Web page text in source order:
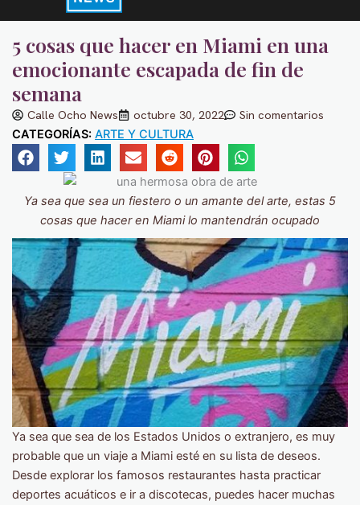
5 cosas que hacer en Miami en una
emocionante escapada de fin de
semana
Calle Ocho News octubre 30, 2022 Sin comentarios
CATEGORÍAS: ARTE Y CULTURA
Ya sea que sea un fiestero o un amante del arte, estas 5
cosas que hacer en Miami lo mantendrán ocupado
Ya sea que sea de los Estados Unidos o extranjero, es muy
probable que un viaje a Miami esté en su lista de deseos.
Desde explorar los famosos restaurantes hasta practicar
deportes acuáticos e ir a discotecas, puedes hacer muchas